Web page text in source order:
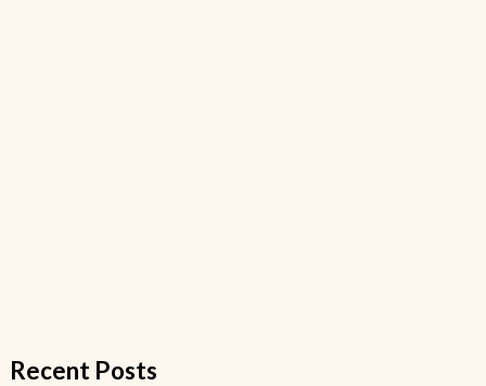
Recent Posts